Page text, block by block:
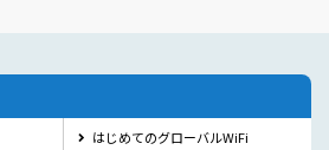
はじめてのグローバルWiFi